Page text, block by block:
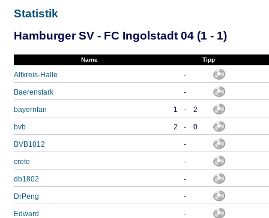
Statistik
Hamburger SV - FC Ingolstadt 04 (1 - 1)
Name Tipp
Altkreis-Halle -
Baerenstark -
bayernfan 1 - 2
bvb 2 - 0
BVB1812 -
crete -
db1802 -
DrPeng -
Edward -